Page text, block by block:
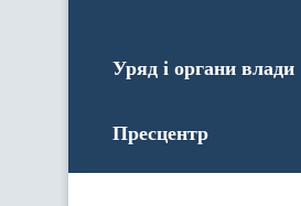
Уряд і органи влади
Пресцентр